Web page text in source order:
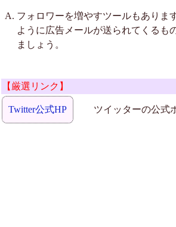
フォロワーを増やすツールもありま
ように広告メールが送られてくるも
ましょう。
【厳選リンク】
Twitter公式HP ツイッターの公式